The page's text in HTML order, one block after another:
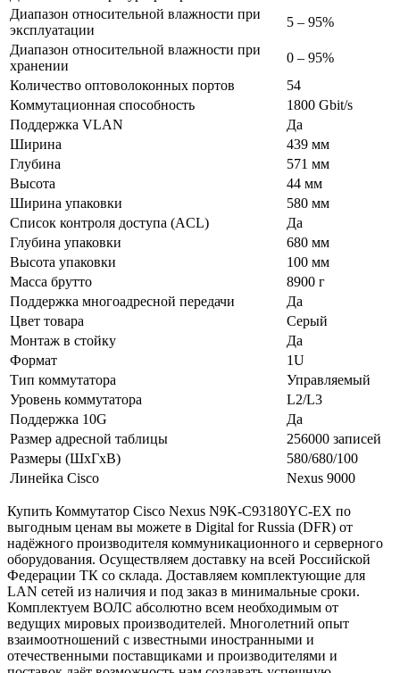
Диапазон относительной влажности при
эксплуатации
5 – 95%
Диапазон относительной влажности при
хранении
0 – 95%
Количество оптоволоконных портов
54
Коммутационная способность
1800 Gbit/s
Поддержка VLAN
Да
Ширина
439 мм
Глубина
571 мм
Высота
44 мм
Ширина упаковки
580 мм
Список контроля доступа (ACL)
Да
Глубина упаковки
680 мм
Высота упаковки
100 мм
Масса брутто
8900 г
Поддержка многоадресной передачи
Да
Цвет товара
Серый
Монтаж в стойку
Да
Формат
1U
Тип коммутатора
Управляемый
Уровень коммутатора
L2/L3
Поддержка 10G
Да
Размер адресной таблицы
256000 записей
Размеры (ШхГхВ)
580/680/100
Линейка Cisco
Nexus 9000
Купить Коммутатор Cisco Nexus N9K-C93180YC-EX по
выгодным ценам вы можете в Digital for Russia (DFR) от
надёжного производителя коммуникационного и серверного
оборудования. Осуществляем доставку на всей Российской
Федерации ТК со склада. Доставляем комплектующие для
LAN сетей из наличия и под заказ в минимальные сроки.
Комплектуем ВОЛС абсолютно всем необходимым от
ведущих мировых производителей. Многолетний опыт
взаимоотношений с известными иностранными и
отечественными поставщиками и производителями и